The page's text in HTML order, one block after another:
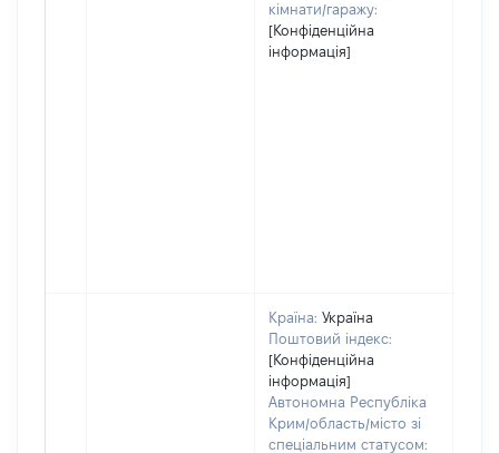
кімнати/гаражу:
[Конфіденційна
інформація]
Країна: Україна
Поштовий індекс:
[Конфіденційна
інформація]
Автономна Республіка
Крим/область/місто зі
спеціальним статусом: